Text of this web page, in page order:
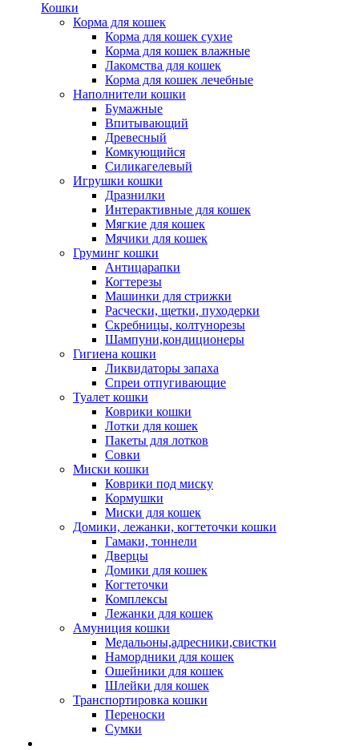
Кошки
Корма для кошек
Корма для кошек сухие
Корма для кошек влажные
Лакомства для кошек
Корма для кошек лечебные
Наполнители кошки
Бумажные
Впитывающий
Древесный
Комкующийся
Силикагелевый
Игрушки кошки
Дразнилки
Интерактивные для кошек
Мягкие для кошек
Мячики для кошек
Груминг кошки
Антицарапки
Когтерезы
Машинки для стрижки
Расчески, щетки, пуходерки
Скребницы, колтунорезы
Шампуни,кондиционеры
Гигиена кошки
Ликвидаторы запаха
Спреи отпугивающие
Туалет кошки
Коврики кошки
Лотки для кошек
Пакеты для лотков
Совки
Миски кошки
Коврики под миску
Кормушки
Миски для кошек
Домики, лежанки, когтеточки кошки
Гамаки, тоннели
Дверцы
Домики для кошек
Когтеточки
Комплексы
Лежанки для кошек
Амуниция кошки
Медальоны,адресники,свистки
Намордники для кошек
Ошейники для кошек
Шлейки для кошек
Транспортировка кошки
Переноски
Сумки